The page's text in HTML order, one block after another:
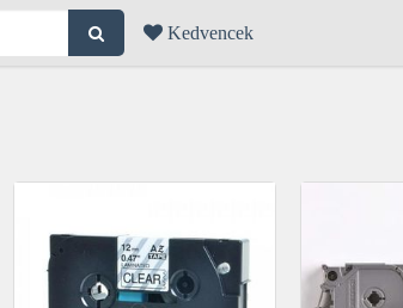
Kedvencek